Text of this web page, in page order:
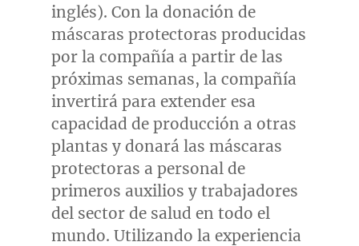
inglés). Con la donación de
máscaras protectoras producidas
por la compañía a partir de las
próximas semanas, la compañía
invertirá para extender esa
capacidad de producción a otras
plantas y donará las máscaras
protectoras a personal de
primeros auxilios y trabajadores
del sector de salud en todo el
mundo. Utilizando la experiencia